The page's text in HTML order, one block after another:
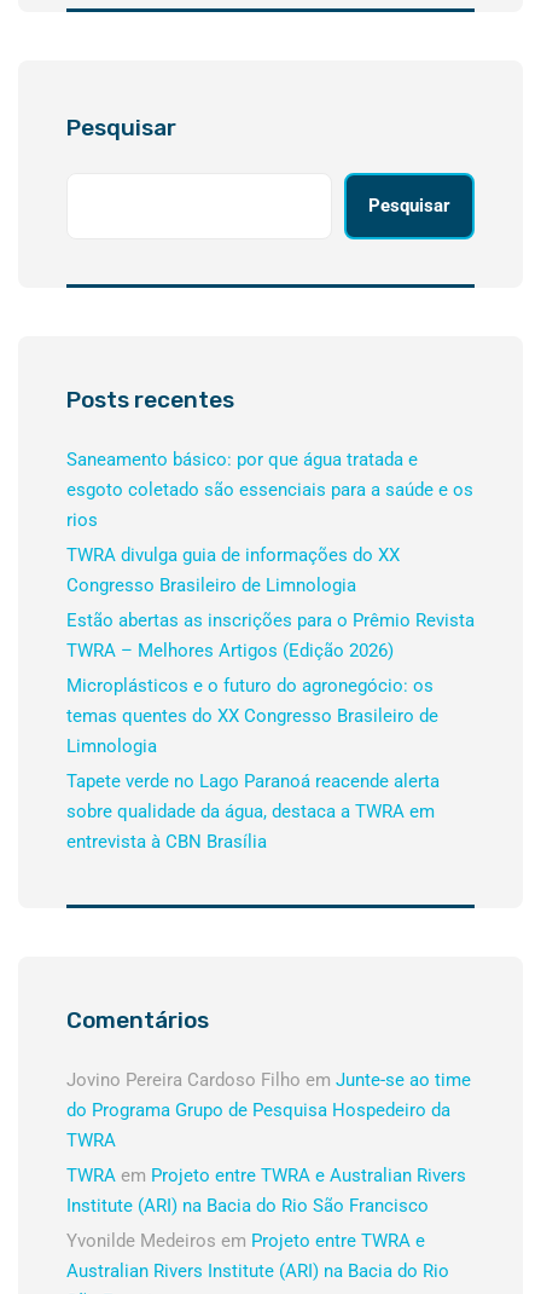
Pesquisar
Pesquisar
Posts recentes
Saneamento básico: por que água tratada e
esgoto coletado são essenciais para a saúde e os
rios
TWRA divulga guia de informações do XX
Congresso Brasileiro de Limnologia
Estão abertas as inscrições para o Prêmio Revista
TWRA – Melhores Artigos (Edição 2026)
Microplásticos e o futuro do agronegócio: os
temas quentes do XX Congresso Brasileiro de
Limnologia
Tapete verde no Lago Paranoá reacende alerta
sobre qualidade da água, destaca a TWRA em
entrevista à CBN Brasília
Comentários
Jovino Pereira Cardoso Filho em Junte-se ao time
do Programa Grupo de Pesquisa Hospedeiro da
TWRA
TWRA em Projeto entre TWRA e Australian Rivers
Institute (ARI) na Bacia do Rio São Francisco
Yvonilde Medeiros em Projeto entre TWRA e
Australian Rivers Institute (ARI) na Bacia do Rio